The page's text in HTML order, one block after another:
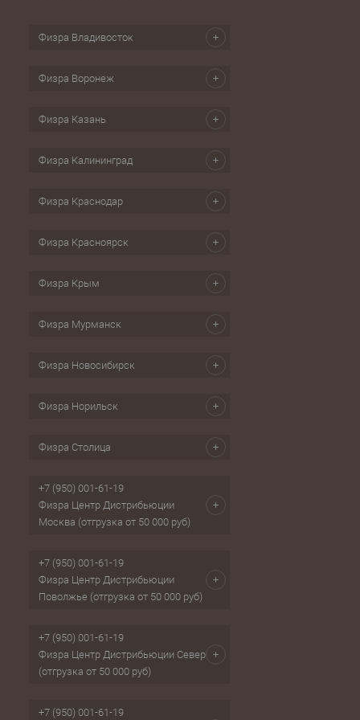
Физра Владивосток
Физра Воронеж
Физра Казань
Физра Калининград
Физра Краснодар
Физра Красноярск
Физра Крым
Физра Мурманск
Физра Новосибирск
Физра Норильск
Физра Столица
+7 (950) 001-61-19
Физра Центр Дистрибьюции
Москва (отгрузка от 50 000 руб)
+7 (950) 001-61-19
Физра Центр Дистрибьюции
Поволжье (отгрузка от 50 000 руб)
+7 (950) 001-61-19
Физра Центр Дистрибьюции Север
(отгрузка от 50 000 руб)
+7 (950) 001-61-19